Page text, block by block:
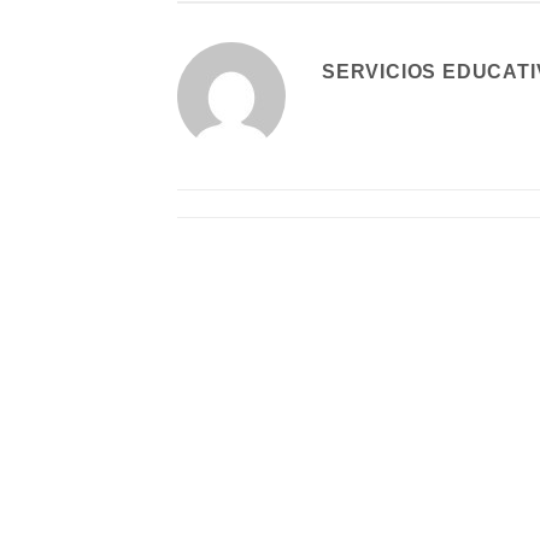
SERVICIOS